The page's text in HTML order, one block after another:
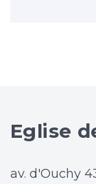
Eglise
av. d'Ouchy